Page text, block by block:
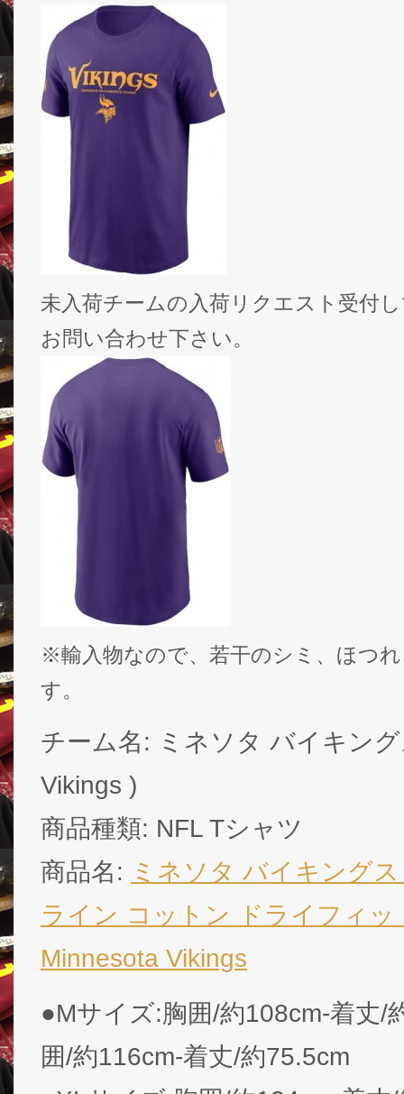
未入荷チームの入荷リクエスト受付
お問い合わせ下さい。
※輸入物なので、若干のシミ、ほつ
す。
チーム名: ミネソタ バイキン
Vikings )
商品種類: NFL Tシャツ
商品名: ミネソタ バイキング
ライン コットン ドライフィッ
Minnesota Vikings
●Mサイズ:胸囲/約108cm-着丈/
囲/約116cm-着丈/約75.5cm